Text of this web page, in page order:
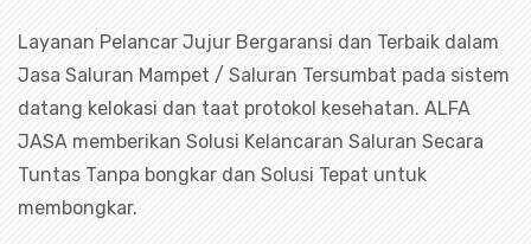
Layanan Pelancar Jujur Bergaransi dan Terbaik dalam
Jasa Saluran Mampet / Saluran Tersumbat pada sistem
datang kelokasi dan taat protokol kesehatan. ALFA
JASA memberikan Solusi Kelancaran Saluran Secara
Tuntas Tanpa bongkar dan Solusi Tepat untuk
membongkar.